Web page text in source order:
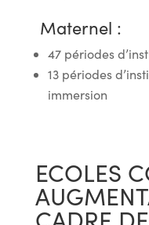
Maternel :
47 périodes
13 périodes
immersion
ECOLES